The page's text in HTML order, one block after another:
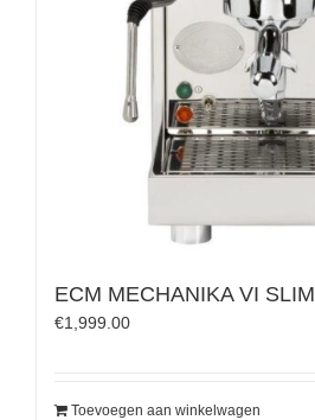
ECM MECHANIKA VI SLIM
€1,999.00
Toevoegen aan winkelwagen